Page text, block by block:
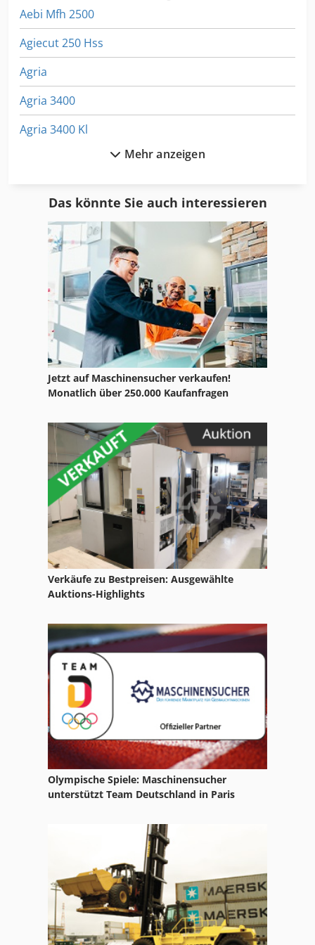
Aebi Mfh 2500
Agiecut 250 Hss
Agria
Agria 3400
Agria 3400 Kl
Agria 9600
Agria Kreiselegge
Agria Motorfräsen
Amazone Ug 2200
Ammann Ac 110
Ammann Acr 68
Claas Corto 250 F
Claas Disco 250
Claas Rollant 250
Deutz Fahr Agrotron
Deutzfahr Km 25
Einachser Agria
John Deere 250
John Deere 2500
John Deere 2850 A
Mehr anzeigen
Das könnte Sie auch interessieren
Jetzt auf Maschinensucher verkaufen!
Monatlich über 250.000 Kaufanfragen
Verkäufe zu Bestpreisen: Ausgewählte
Auktions-Highlights
Olympische Spiele: Maschinensucher
unterstützt Team Deutschland in Paris